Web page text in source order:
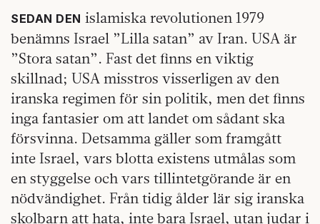
SEDAN DEN islamiska revolutionen 1979
benämns Israel ”Lilla satan” av Iran. USA är
”Stora satan”. Fast det finns en viktig
skillnad; USA misstros visserligen av den
iranska regimen för sin politik, men det finns
inga fantasier om att landet om sådant ska
försvinna. Detsamma gäller som framgått
inte Israel, vars blotta existens utmålas som
en styggelse och vars tillintetgörande är en
nödvändighet. Från tidig ålder lär sig iranska
skolbarn att hata, inte bara Israel, utan judar i